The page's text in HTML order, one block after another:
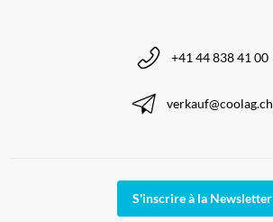
+41 44 838 41 00
verkauf@coolag.ch
S'inscrire à la Newsletter